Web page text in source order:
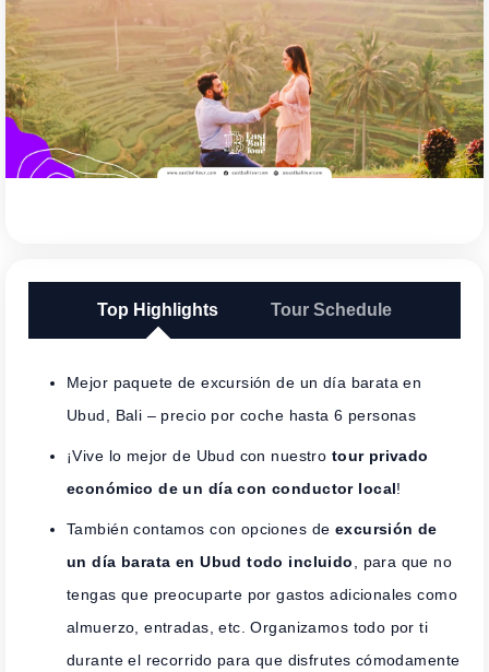
Top Highlights Tour Schedule
Mejor paquete de excursión de un día barata en
Ubud, Bali – precio por coche hasta 6 personas
¡Vive lo mejor de Ubud con nuestro tour privado
económico de un día con conductor local!
También contamos con opciones de excursión de
un día barata en Ubud todo incluido
, para que no
tengas que preocuparte por gastos adicionales como
almuerzo, entradas, etc. Organizamos todo por ti
durante el recorrido para que disfrutes cómodamente